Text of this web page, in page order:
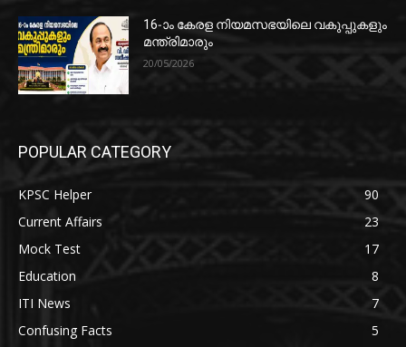
16-ാം കേരള നിയമസഭയിലെ വകുപ്പുകളും
മന്ത്രിമാരും
20/05/2026
POPULAR CATEGORY
KPSC Helper
90
Current Affairs
23
Mock Test
17
Education
8
ITI News
7
Confusing Facts
5